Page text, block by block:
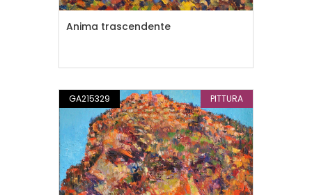
Anima trascendente
GA215329 PITTURA